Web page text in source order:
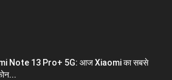
Note 13 Pro+ 5G: आज Xiaomi का सबसे